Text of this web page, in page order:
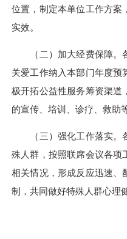
位置，制定本单位工作方案
实效。
（二）加大经费保障。
关爱工作纳入本部门年度预
极开拓公益性服务筹资渠道
的宣传、培训、诊疗、救助
（三）强化工作落实。
殊人群，按照联席会议各项
相关情况，形成反应迅速、
制，共同做好特殊人群心理